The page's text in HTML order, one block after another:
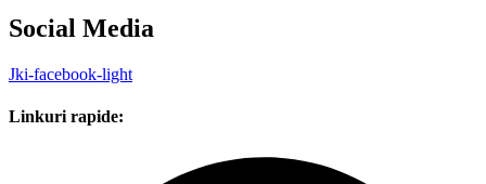
Social Media
Jki-facebook-light
Linkuri rapide: